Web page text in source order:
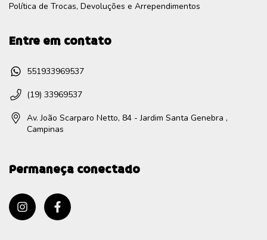
Política de Trocas, Devoluções e Arrependimentos
Entre em contato
551933969537
(19) 33969537
Av. João Scarparo Netto, 84 - Jardim Santa Genebra ,
Campinas
Permaneça conectado